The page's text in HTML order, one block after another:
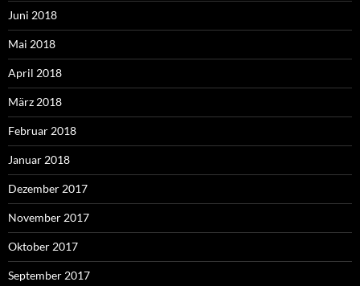
Juni 2018
Mai 2018
April 2018
März 2018
Februar 2018
Januar 2018
Dezember 2017
November 2017
Oktober 2017
September 2017